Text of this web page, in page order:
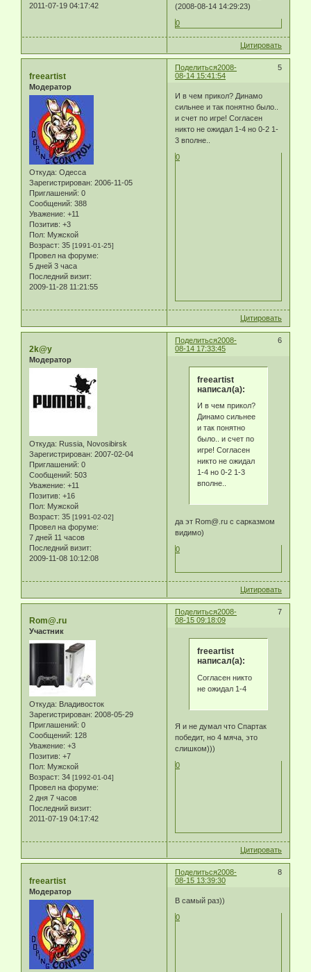
2011-07-19 04:17:42
(2008-08-14 14:29:23)
0
Цитировать
Поделиться 5
2008-
08-14 15:41:54
freeartist
Модератор
Откуда: Одесса
Зарегистрирован: 2006-11-05
Приглашений: 0
Сообщений: 388
Уважение: +11
Позитив: +3
Пол: Мужской
Возраст: 35 [1991-01-25]
Провел на форуме:
5 дней 3 часа
Последний визит:
2009-11-28 11:21:55
И в чем прикол? Динамо
сильнее и так понятно было..
и счет по игре! Согласен
никто не ожидал 1-4 но 0-2 1-
3 вполне..
0
Цитировать
Поделиться 6
2008-
08-14 17:33:45
2k@y
Модератор
Откуда: Russia, Novosibirsk
Зарегистрирован: 2007-02-04
Приглашений: 0
Сообщений: 503
Уважение: +11
Позитив: +16
Пол: Мужской
Возраст: 35 [1991-02-02]
Провел на форуме:
7 дней 11 часов
Последний визит:
2009-11-08 10:12:08
freeartist
написал(а):
И в чем прикол?
Динамо сильнее
и так понятно
было.. и счет по
игре! Согласен
никто не ожидал
1-4 но 0-2 1-3
вполне..
да эт Rom@.ru с сарказмом
видимо)
0
Цитировать
Поделиться 7
2008-
08-15 09:18:09
Rom@.ru
Участник
Откуда: Владивосток
Зарегистрирован: 2008-05-29
Приглашений: 0
Сообщений: 128
Уважение: +3
Позитив: +7
Пол: Мужской
Возраст: 34 [1992-01-04]
Провел на форуме:
2 дня 7 часов
Последний визит:
2011-07-19 04:17:42
freeartist
написал(а):
Согласен никто
не ожидал 1-4
Я и не думал что Спартак
победит, но 4 мяча, это
слишком)))
0
Цитировать
Поделиться 8
2008-
08-15 13:39:30
freeartist
Модератор
В самый раз))
0